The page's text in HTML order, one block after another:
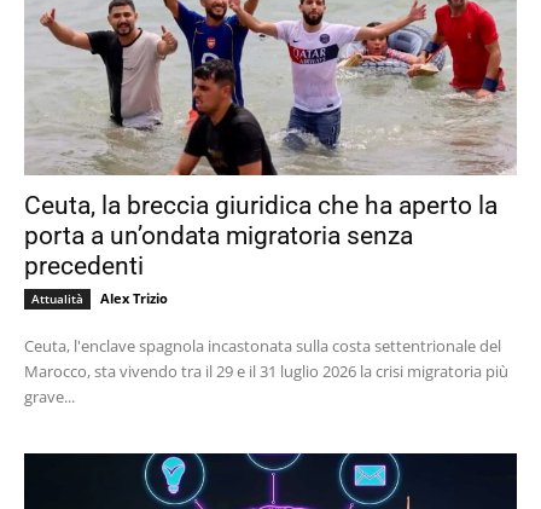
Ceuta, la breccia giuridica che ha aperto la
porta a un’ondata migratoria senza
precedenti
Attualità Alex Trizio
Ceuta, l'enclave spagnola incastonata sulla costa settentrionale del
Marocco, sta vivendo tra il 29 e il 31 luglio 2026 la crisi migratoria più
grave...